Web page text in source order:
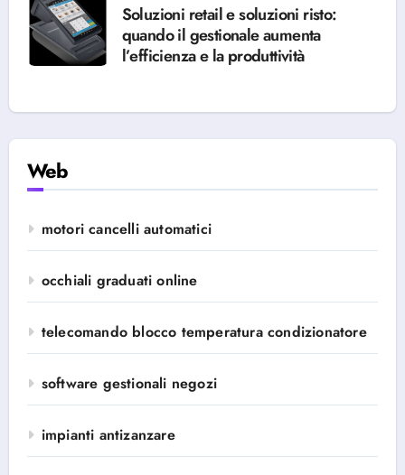
Soluzioni retail e soluzioni risto:
quando il gestionale aumenta
l’efficienza e la produttività
Web
motori cancelli automatici
occhiali graduati online
telecomando blocco temperatura condizionatore
software gestionali negozi
impianti antizanzare